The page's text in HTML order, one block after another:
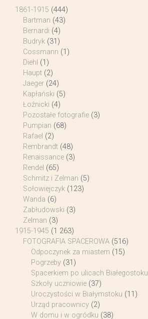
1861-1915 (444)
Bartman (43)
Bernardi (4)
Budryk (31)
Cossmann (1)
Diehl (1)
Haupt (2)
Jaeger (24)
Kapłański (5)
Łoźnicki (4)
Pozostałe fotografie (3)
Pumpian (68)
Rafael (2)
Rembrandt (48)
Renaissance (3)
Rendel (65)
Schmitz i Zelman (5)
Sołowiejczyk (123)
Wanda (6)
Zabłudowski (3)
Zelman (3)
1915-1945 (1 263)
FOTOGRAFIA SPACEROWA (516)
Odpoczynek za miastem (15)
Pogrzeby (31)
Spacerkiem po ulicach Białegostoku
Szkoły uczniowie (37)
Uroczystości w Białymstoku (11)
Urząd pracownicy (2)
W domu i w ogródku (38)